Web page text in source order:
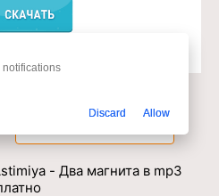
сервису
Скачать
- Два магнита в mp3
notifications
Discard Allow